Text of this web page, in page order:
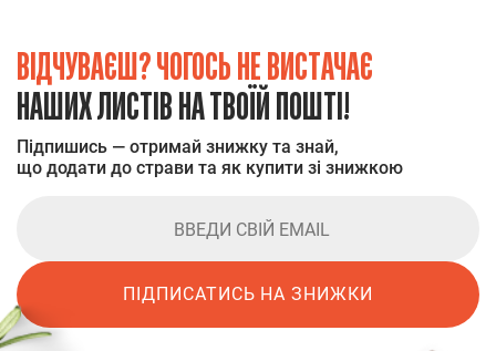
ВІДЧУВАЄШ? ЧОГОСЬ НЕ ВИСТАЧАЄ
НАШИХ ЛИСТІВ НА ТВОЇЙ ПОШТІ!
Підпишись — отримай знижку та знай,
що додати до страви та як купити зі знижкою
ПІДПИСАТИСЬ НА ЗНИЖКИ